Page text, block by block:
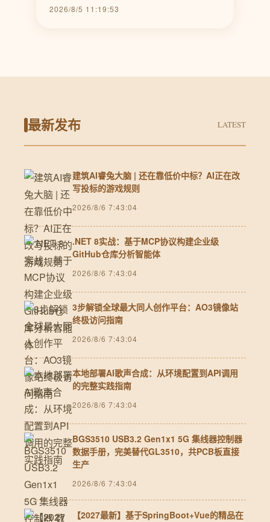
2026/8/5 11:19:53
最新发布 LATEST
建筑AI睿兔大脑 | 还在靠低价中标？AI正在改
写投标的游戏规则
2026/8/6 7:43:04
.NET 8实战：基于MCP协议构建企业级
GitHub仓库分析智能体
2026/8/6 7:43:04
3步解锁全球最大同人创作平台：AO3镜像站
终极访问指南
2026/8/6 7:43:04
本地部署AI歌声合成：从环境配置到API调用
的完整实践指南
2026/8/6 7:43:04
BGS3510 USB3.2 Gen1x1 5G 集线器控制器
数据手册，完美替代GL3510，共PCB板直接
生产
2026/8/6 7:43:04
【2027最新】基于SpringBoot+Vue的精品在